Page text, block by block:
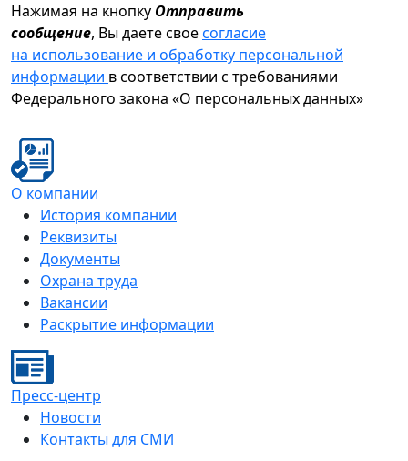
Нажимая на кнопку Отправить
сообщение, Вы даете своесогласие
на использование и обработку персональной
информации в соответствии с требованиями
Федерального закона «О персональных данных»
О компании
История компании
Реквизиты
Документы
Охрана труда
Вакансии
Раскрытие информации
Пресс-центр
Новости
Контакты для СМИ